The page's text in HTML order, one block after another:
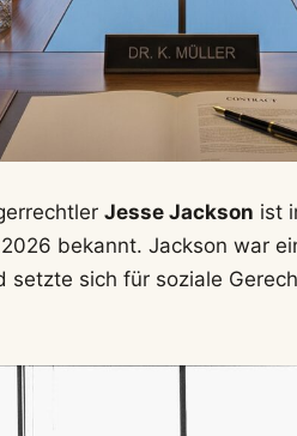
Jesse Jackson ist
bekannt. Jackson war
setzte sich für soziale